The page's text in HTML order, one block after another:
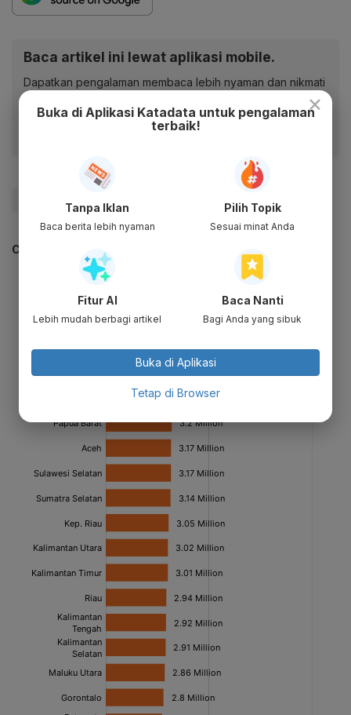
Baca artikel ini lewat aplikasi mobile.
Dapatkan pengalaman membaca lebih nyaman dan nikmati
fitur menarik lainnya lewat aplikasi mobile Katadata.
CEK JUGA DATA INI
×
Buka di Aplikasi Katadata untuk pengalaman
terbaik!
Tanpa Iklan
Baca berita lebih nyaman
Pilih Topik
Sesuai minat Anda
Fitur AI
Lebih mudah berbagi artikel
Baca Nanti
Bagi Anda yang sibuk
Buka di Aplikasi
Tetap di Browser